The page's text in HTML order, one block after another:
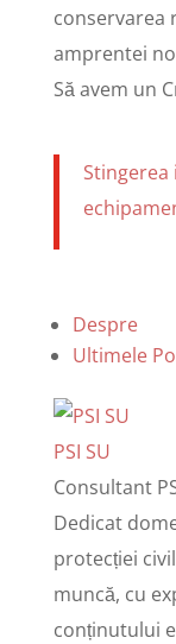
conservarea
amprentei
Să avem un
Despre
Ultimele
PSI SU
Consultant
Dedicat
protecției
muncă, cu
conținutului